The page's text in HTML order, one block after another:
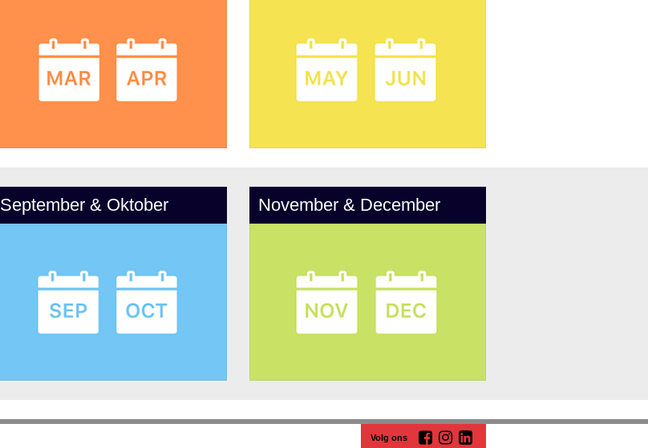
September & Oktober November & December
Volg ons